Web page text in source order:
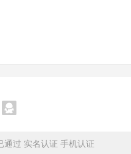
通过 实名认证 手机认证